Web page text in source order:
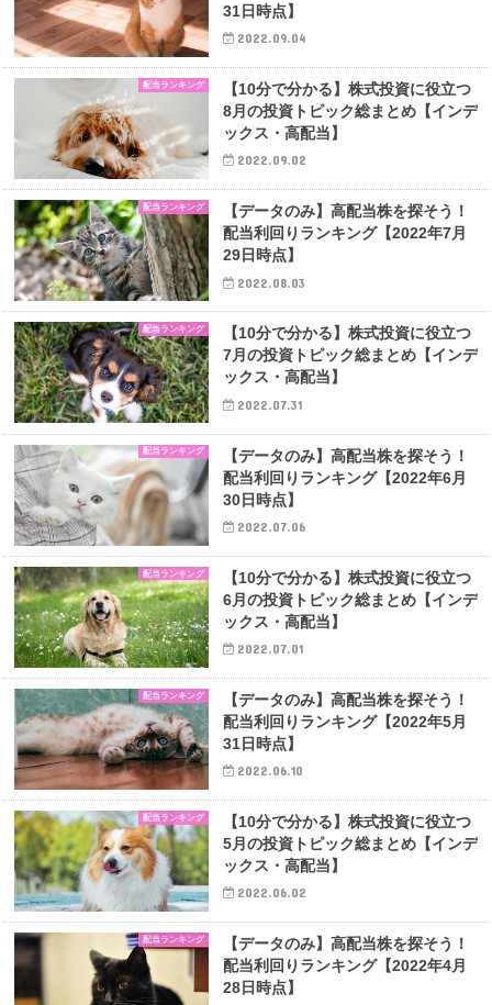
31日時点】
2022.09.04
配当ランキング
【10分で分かる】株式投資に役立つ
8月の投資トピック総まとめ【インデ
ックス・高配当】
2022.09.02
配当ランキング
【データのみ】高配当株を探そう！
配当利回りランキング【2022年7月
29日時点】
2022.08.03
配当ランキング
【10分で分かる】株式投資に役立つ
7月の投資トピック総まとめ【インデ
ックス・高配当】
2022.07.31
配当ランキング
【データのみ】高配当株を探そう！
配当利回りランキング【2022年6月
30日時点】
2022.07.06
配当ランキング
【10分で分かる】株式投資に役立つ
6月の投資トピック総まとめ【インデ
ックス・高配当】
2022.07.01
配当ランキング
【データのみ】高配当株を探そう！
配当利回りランキング【2022年5月
31日時点】
2022.06.10
配当ランキング
【10分で分かる】株式投資に役立つ
5月の投資トピック総まとめ【インデ
ックス・高配当】
2022.06.02
配当ランキング
【データのみ】高配当株を探そう！
配当利回りランキング【2022年4月
28日時点】